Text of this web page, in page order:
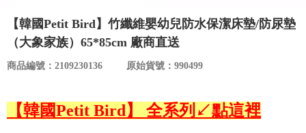
優惠活動
關於我們
合作提案
【韓國Petit Bird】竹纖維嬰幼兒防水保潔床墊/防尿墊
（大象家族）65*85cm 廠商直送
商品編號：2109230136 原始貨號：990499
【韓國Petit Bird】 全系列↙點這裡